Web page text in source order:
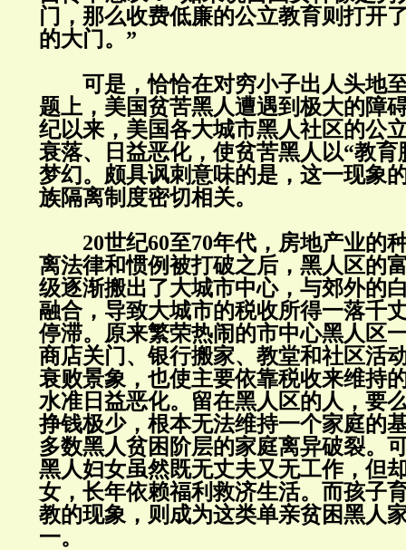
门，那么收费低廉的公立教育则打开
的大门。”
可是，恰恰在对穷小子出人头地
题上，美国贫苦黑人遭遇到极大的障
纪以来，美国各大城市黑人社区的公
衰落、日益恶化，使贫苦黑人以“教育
梦幻。颇具讽刺意味的是，这一现象
族隔离制度密切相关。
20世纪60至70年代，房地产业的
离法律和惯例被打破之后，黑人区的
级逐渐搬出了大城市中心，与郊外的
融合，导致大城市的税收所得一落千
停滞。原来繁荣热闹的市中心黑人区
商店关门、银行搬家、教堂和社区活
衰败景象，也使主要依靠税收来维持
水准日益恶化。留在黑人区的人，要
挣钱极少，根本无法维持一个家庭的
多数黑人贫困阶层的家庭离异破裂。
黑人妇女虽然既无丈夫又无工作，但
女，长年依赖福利救济生活。而孩子
教的现象，则成为这类单亲贫困黑人
一。